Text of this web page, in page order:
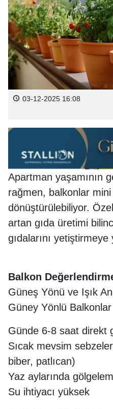
03-12-2025 16:08
Apartman yaşamının
rağmen, balkonlar
dönüştürülebiliyor.
artan gıda üretimi
gıdalarını
Balkon
Güneş Yönü ve Işık
Güney Yönlü Balkonlar
Günde 6-8 saat direkt
Sıcak mevsim
biber, patlıcan)
Yaz aylarında
Su ihtiyacı yüksek